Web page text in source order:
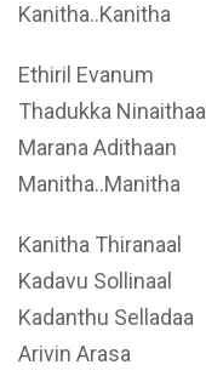
Kanitha..Kanitha
Ethiril Evanum
Thadukka Ninaithaal
Marana Adithaan
Manitha..Manitha
Kanitha Thiranaal
Kadavu Sollinaal
Kadanthu Selladaa
Arivin Arasa